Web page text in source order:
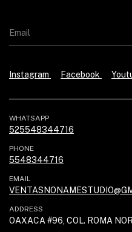
Instagram Facebook
WHATSAPP
525548344716
PHONE
5548344716
EMAIL
ADDRESS
OAXACA #96, COL. ROMA